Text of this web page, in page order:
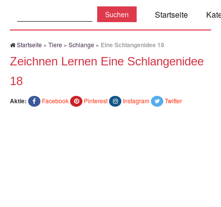
Startseite
Startseite » Tiere » Schlange » Eine Schlangenidee 18
Zeichnen Lernen Eine Schlangenidee
18
Aktie: Facebook Pinterest Instagram Twitter